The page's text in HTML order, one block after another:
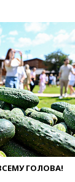
ГОЛОВА!